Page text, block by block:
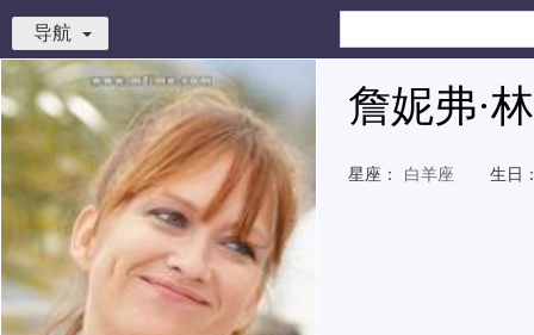
导航
詹妮弗·
星座： 白羊座 生日